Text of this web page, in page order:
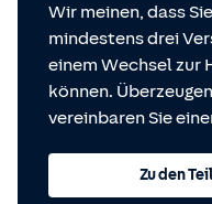
Wir meinen, dass
mindestens drei
einem Wechsel zur
können.
vereinbaren Sie
Zu den